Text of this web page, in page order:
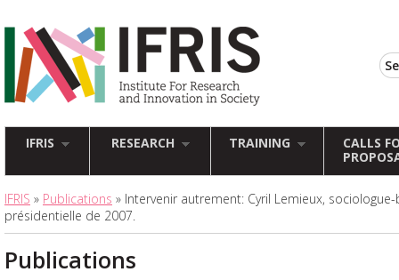
IFRIS RESEARCH TRAINING
CALLS
IFRIS » Publications » Intervenir autrement: Cyril Lemieux,
présidentielle de 2007.
Publications